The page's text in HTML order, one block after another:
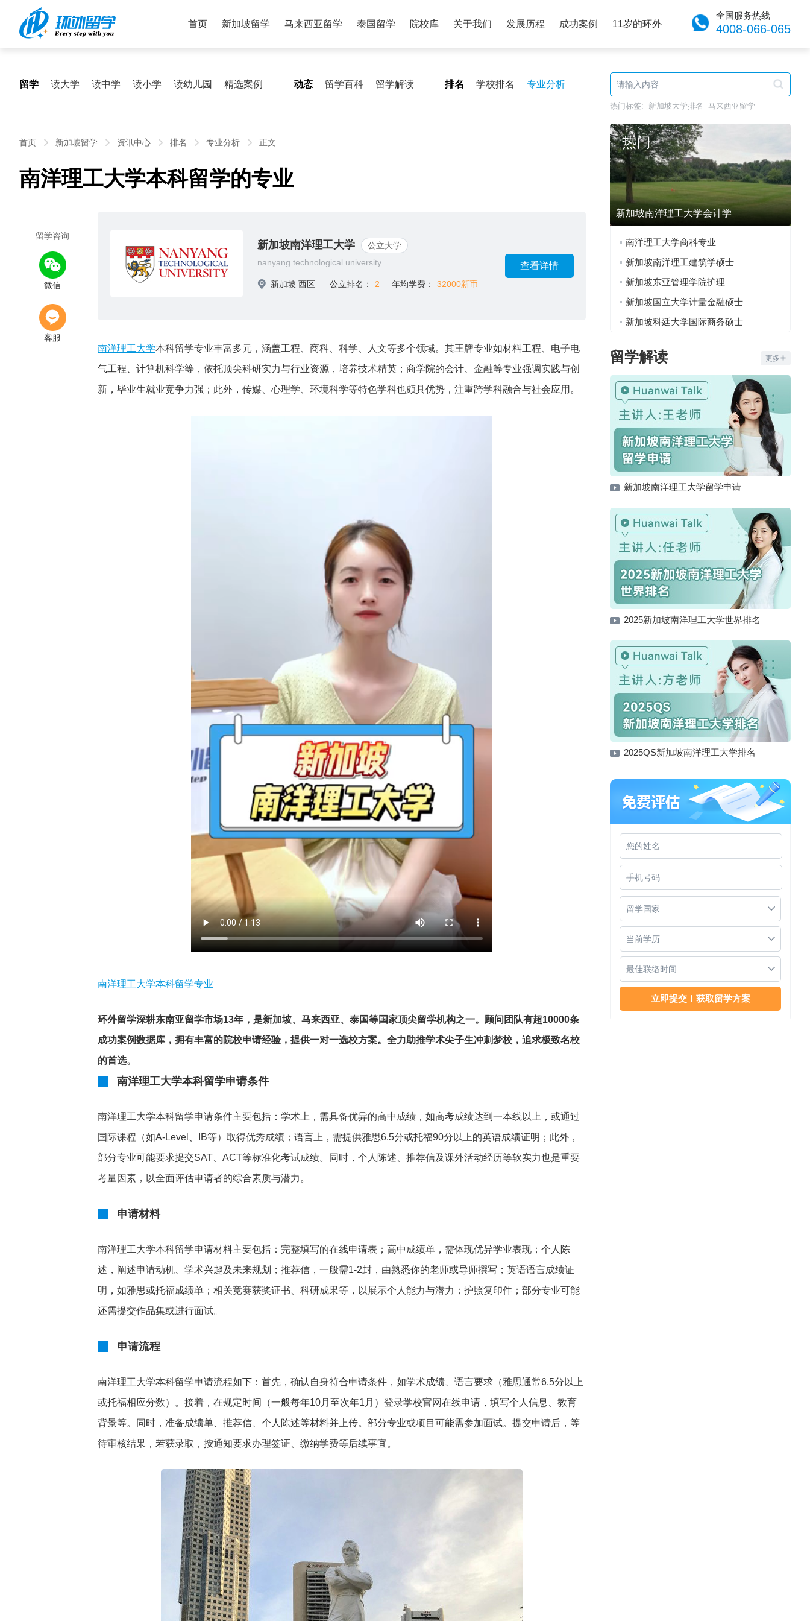
首页 新加坡留学 马来西亚留学 泰国留学 院校库 关于我们 发展历程 成功案例 11岁的环外
全国服务热线
4008-066-065
留学 读大学 读中学 读小学 读幼儿园 精选案例 动态 留学百科 留学解读 排名 学校排名 专业分析
首页 新加坡留学 资讯中心 排名 专业分析 正文
南洋理工大学本科留学的专业
新加坡南洋理工大学
公立大学
nanyang technological university
新加坡 西区 公立排名： 2 年均学费： 32000新币
查看详情
南洋理工大学本科留学专业丰富多元，涵盖工程、商科、科学、人文等多个领域。其王牌专业如材料工程、电子电
气工程、计算机科学等，依托顶尖科研实力与行业资源，培养技术精英；商学院的会计、金融等专业强调实践与创
新，毕业生就业竞争力强；此外，传媒、心理学、环境科学等特色学科也颇具优势，注重跨学科融合与社会应用。
南洋理工大学本科留学专业
环外留学深耕东南亚留学市场13年，是新加坡、马来西亚、泰国等国家顶尖留学机构之一。顾问团队有超10000条
成功案例数据库，拥有丰富的院校申请经验，提供一对一选校方案。全力助推学术尖子生冲刺梦校，追求极致名校
的首选。
南洋理工大学本科留学申请条件
南洋理工大学本科留学申请条件主要包括：学术上，需具备优异的高中成绩，如高考成绩达到一本线以上，或通过
国际课程（如A-Level、IB等）取得优秀成绩；语言上，需提供雅思6.5分或托福90分以上的英语成绩证明；此外，
部分专业可能要求提交SAT、ACT等标准化考试成绩。同时，个人陈述、推荐信及课外活动经历等软实力也是重要
考量因素，以全面评估申请者的综合素质与潜力。
申请材料
南洋理工大学本科留学申请材料主要包括：完整填写的在线申请表；高中成绩单，需体现优异学业表现；个人陈
述，阐述申请动机、学术兴趣及未来规划；推荐信，一般需1-2封，由熟悉你的老师或导师撰写；英语语言成绩证
明，如雅思或托福成绩单；相关竞赛获奖证书、科研成果等，以展示个人能力与潜力；护照复印件；部分专业可能
还需提交作品集或进行面试。
申请流程
南洋理工大学本科留学申请流程如下：首先，确认自身符合申请条件，如学术成绩、语言要求（雅思通常6.5分以上
或托福相应分数）。接着，在规定时间（一般每年10月至次年1月）登录学校官网在线申请，填写个人信息、教育
背景等。同时，准备成绩单、推荐信、个人陈述等材料并上传。部分专业或项目可能需参加面试。提交申请后，等
待审核结果，若获录取，按通知要求办理签证、缴纳学费等后续事宜。
05/22
11:43
新加坡留学
专业分析
留学咨询
微信
客服
热门标签: 新加坡大学排名 马来西亚留学
热门
新加坡南洋理工大学会计学
南洋理工大学商科专业
新加坡南洋理工建筑学硕士
新加坡东亚管理学院护理
新加坡国立大学计量金融硕士
新加坡科廷大学国际商务硕士
留学解读 更多
新加坡南洋理工大学留学申请
2025新加坡南洋理工大学世界排名
2025QS新加坡南洋理工大学排名
南洋理工大学商学院
留学国家
当前学历
最佳联络时间